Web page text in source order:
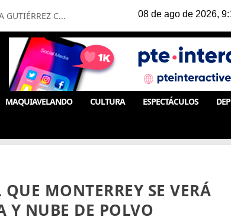
GUTIÉRREZ C...
MAQUIAVELANDO CULTURA ESPECTÁCULOS
MONTERREY SE VERÁ
Y NUBE DE POLVO